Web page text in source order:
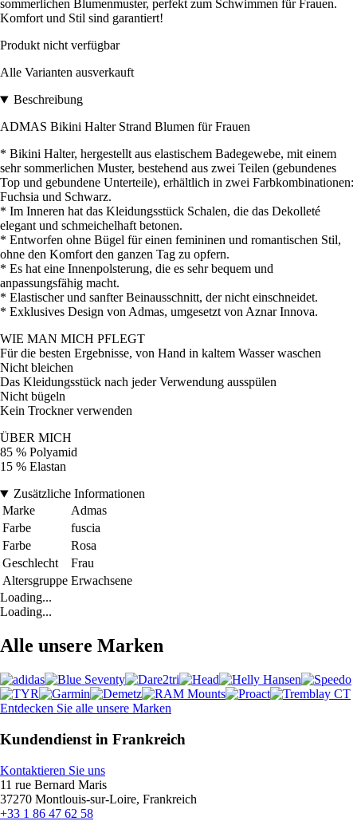
sommerlichen Blumenmuster, perfekt zum Schwimmen für Frauen.
Komfort und Stil sind garantiert!
Produkt nicht verfügbar
Alle Varianten ausverkauft
Beschreibung
ADMAS Bikini Halter Strand Blumen für Frauen
* Bikini Halter, hergestellt aus elastischem Badegewebe, mit einem
sehr sommerlichen Muster, bestehend aus zwei Teilen (gebundenes
Top und gebundene Unterteile), erhältlich in zwei Farbkombinationen:
Fuchsia und Schwarz.
* Im Inneren hat das Kleidungsstück Schalen, die das Dekolleté
elegant und schmeichelhaft betonen.
* Entworfen ohne Bügel für einen femininen und romantischen Stil,
ohne den Komfort den ganzen Tag zu opfern.
* Es hat eine Innenpolsterung, die es sehr bequem und
anpassungsfähig macht.
* Elastischer und sanfter Beinausschnitt, der nicht einschneidet.
* Exklusives Design von Admas, umgesetzt von Aznar Innova.
WIE MAN MICH PFLEGT
Für die besten Ergebnisse, von Hand in kaltem Wasser waschen
Nicht bleichen
Das Kleidungsstück nach jeder Verwendung ausspülen
Nicht bügeln
Kein Trockner verwenden
ÜBER MICH
85 % Polyamid
15 % Elastan
Zusätzliche Informationen
Marke
Admas
Farbe
fuscia
Farbe
Rosa
Geschlecht
Frau
Altersgruppe Erwachsene
Loading...
Loading...
Alle unsere Marken
Entdecken Sie alle unsere Marken
Kundendienst in Frankreich
Kontaktieren Sie uns
11 rue Bernard Maris
37270 Montlouis-sur-Loire, Frankreich
+33 1 86 47 62 58